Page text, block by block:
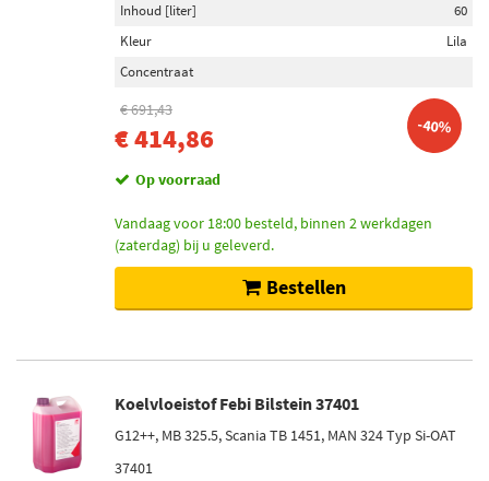
Inhoud [liter]
60
Kleur
Lila
Concentraat
€ 691,43
€ 414,86 -40%
Op voorraad
Vandaag voor 18:00 besteld, binnen 2 werkdagen
(zaterdag) bij u geleverd.
Bestellen
Koelvloeistof Febi Bilstein 37401
G12++, MB 325.5, Scania TB 1451, MAN 324 Typ Si-OAT
37401